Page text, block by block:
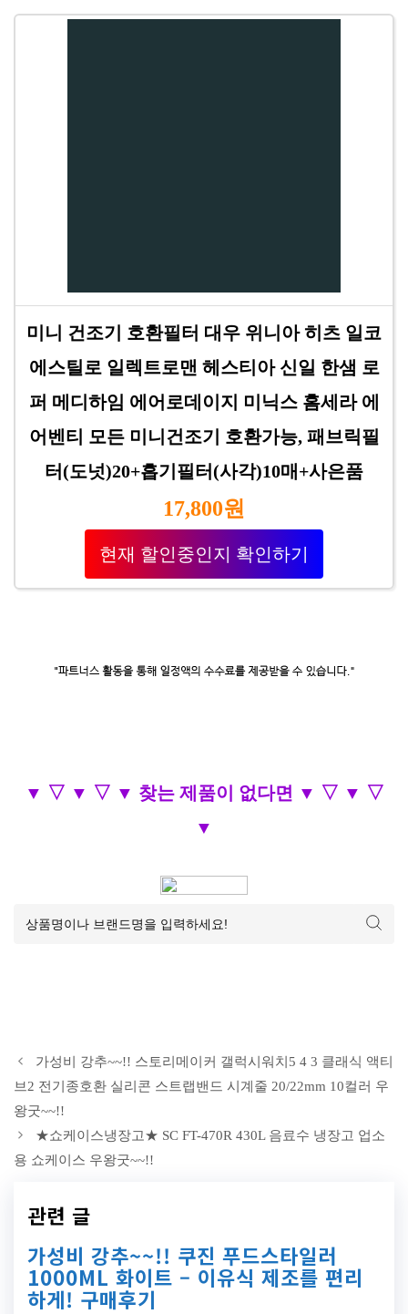
미니 건조기 호환필터 대우 위니아 히츠 일코
에스틸로 일렉트로맨 헤스티아 신일 한샘 로
퍼 메디하임 에어로데이지 미닉스 홈세라 에
어벤티 모든 미니건조기 호환가능, 패브릭필
터(도넛)20+흡기필터(사각)10매+사은품
17,800원
현재 할인중인지 확인하기
▼ ▽ ▼ ▽ ▼ 찾는 제품이 없다면 ▼ ▽ ▼ ▽
▼
가성비 강추~~!! 스토리메이커 갤럭시워치5 4 3 클래식 액티
브2 전기종호환 실리콘 스트랩밴드 시계줄 20/22mm 10컬러 우
왕굿~~!!
★쇼케이스냉장고★ SC FT-470R 430L 음료수 냉장고 업소
용 쇼케이스 우왕굿~~!!
관련 글
가성비 강추~~!! 쿠진 푸드스타일러
1000ML 화이트 – 이유식 제조를 편리
하게! 구매후기